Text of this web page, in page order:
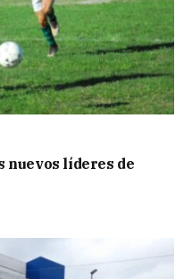
nuevos líderes de